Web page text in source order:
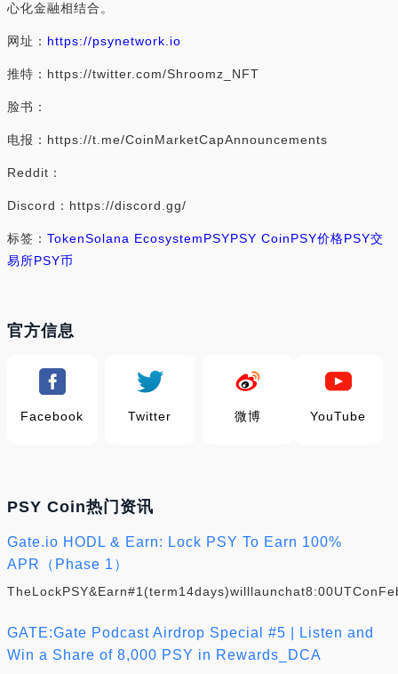
心化金融相结合。
网址： https://psynetwork.io
推特：https://twitter.com/Shroomz_NFT
脸书：
电报：https://t.me/CoinMarketCapAnnouncements
Reddit：
Discord：https://discord.gg/
标签： TokenSolana EcosystemPSYPSY CoinPSY价格PSY交
易所PSY币
官方信息
Facebook Twitter 微博 YouTube
PSY Coin热门资讯
Gate.io HODL & Earn: Lock PSY To Earn 100%
APR（Phase 1）
GATE:Gate Podcast Airdrop Special #5 | Listen and
Win a Share of 8,000 PSY in Rewards_DCA